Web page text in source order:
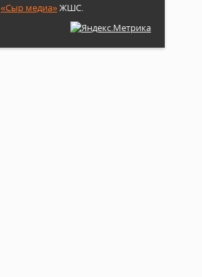
«Сыр медиа»ЖШС.